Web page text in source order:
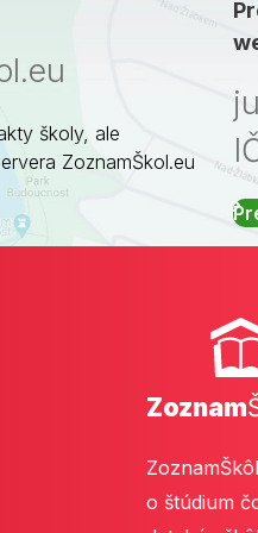
školy, ale
ZoznamŠkol.eu
Zoznam
o štúdium